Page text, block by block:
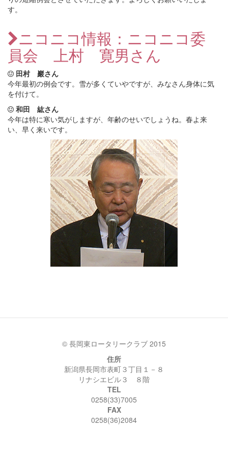
す。
ニコニコ情報：ニコニコ委
員会 上村 寛男さん
田村 巖さん
今年最初の例会です。雪が多くていやですが、みなさん身体に気
を付けて。
和田 紘さん
今年は特に寒い気がしますが、年齢のせいでしょうね。春よ来
い、早く来いです。
© 長岡東ロータリークラブ 2015
住所
新潟県長岡市表町３丁目１－８
リナシエビル３ ８階
TEL
0258(33)7005
FAX
0258(36)2084